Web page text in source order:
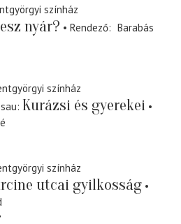
színház
nyár? Rendező
Barabás
színház
Kurázsi és gyerekei
színház
utcai gyilkosság